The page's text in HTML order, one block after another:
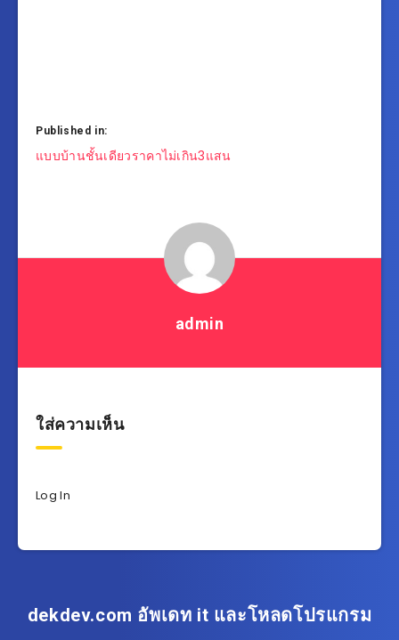
Published in:
แนะแนว
แบบบ้านชั้นเดียวราคาไม่เกิน3แสน
admin
ใส่ความเห็น
Log In
dekdev.com อัพเดท it และโหลดโปรแกรม